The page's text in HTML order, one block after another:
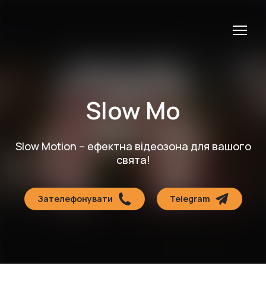
Slow Mo
Slow Motion – ефектна відеозона для вашого
свята!
Зателефонувати Telegram